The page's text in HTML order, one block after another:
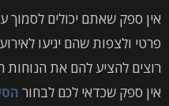
אין ספק שאתם יכולים לסמוך
פרטי ולצפות שהם יגיעו
רוצים להציע להם את
אין ספק שכדאי לכם לבחור